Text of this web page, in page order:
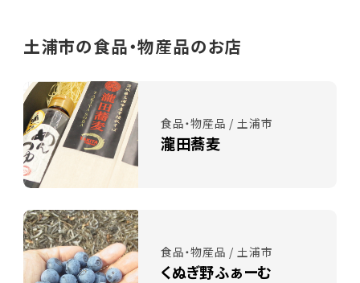
土浦市の食品・物産品のお店
食品・物産品 / 土浦市
瀧田蕎麦
食品・物産品 / 土浦市
くぬぎ野ふぁーむ